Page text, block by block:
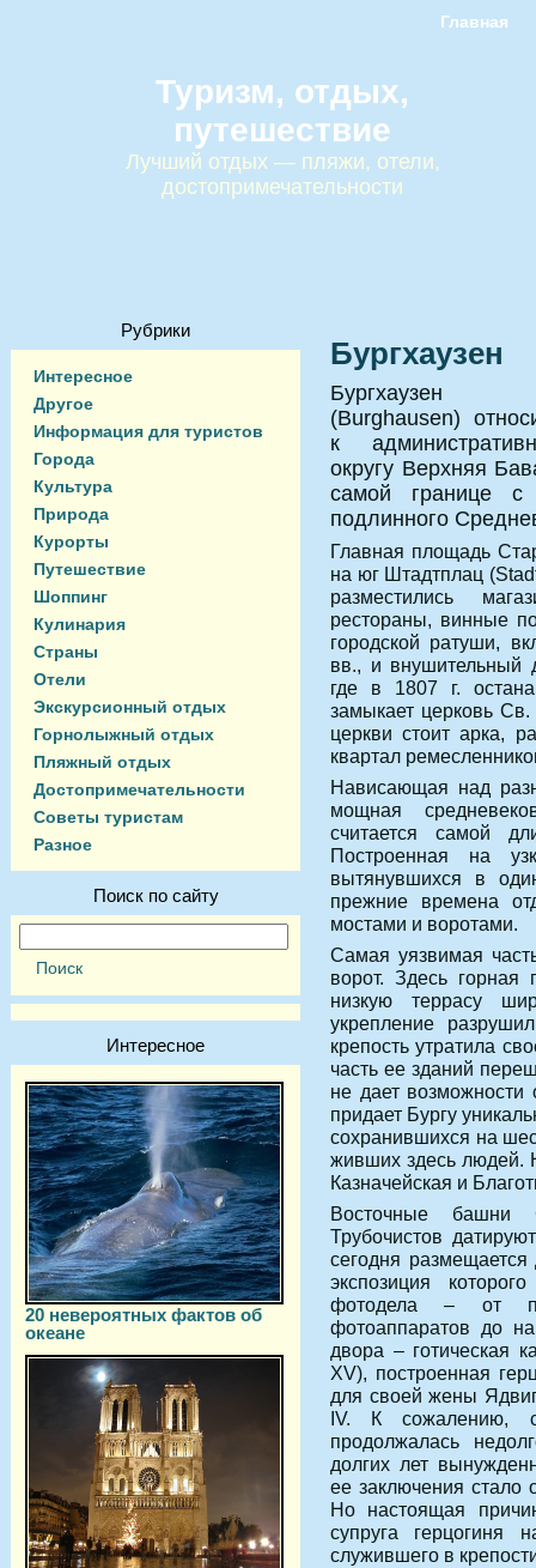
Главная
Туризм, отдых,
путешествие
Лучший отдых — пляжи, отели,
достопримечательности
Рубрики
Интересное
Другое
Информация для туристов
Города
Культура
Природа
Курорты
Путешествие
Шоппинг
Кулинария
Страны
Отели
Экскурсионный отдых
Горнолыжный отдых
Пляжный отдых
Достопримечательности
Советы туристам
Разное
Поиск по сайту
Интересное
20 невероятных фактов об
океане
Бургхаузен
Бургхаузен
(Burghausen)
к
округу Верхняя
самой границе с
подлинного
Главная площадь
на юг Штадтплац
разместились
рестораны, винные
городской ратуши,
вв., и внушительный
где в 1807 г.
замыкает церковь
церкви стоит арка,
квартал
Нависающая над
мощная
считается самой
Построенная на
вытянувшихся в
прежние времена
мостами и воротами.
Самая уязвимая
ворот. Здесь горная
низкую террасу
укрепление
крепость утратила
часть ее зданий
не дает возможности
придает Бургу
сохранившихся на
живших здесь людей.
Казначейская и
Восточные башни
Трубочистов
сегодня
экспозиция
фотодела – от
фотоаппаратов до
двора – готическая
XV), построенная
для своей жены
IV. К сожалению,
продолжалась
долгих лет
ее заключения стало
Но настоящая
супруга герцогиня
служившего в